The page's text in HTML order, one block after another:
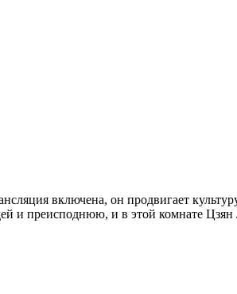
включена, он продвигает
и преисподнюю, и в этой комнате